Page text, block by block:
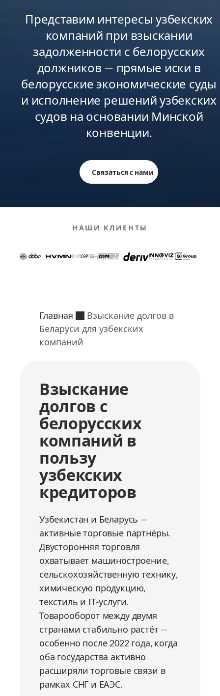
Представим интересы узбекских
компаний при взыскании
задолженности с белорусских
должников — прямые иски в
белорусские экономические суды
и исполнение решений узбекских
судов на основании Минской
конвенции.
Связаться с нами
НАШИ КЛИЕНТЫ
Главная
Взыскание долгов в
Беларуси для узбекских
компаний
Взыскание
долгов с
белорусских
компаний в
пользу
узбекских
кредиторов
Узбекистан и Беларусь —
активные торговые партнёры.
Двусторонняя торговля
охватывает машиностроение,
сельскохозяйственную технику,
химическую продукцию,
текстиль и IT-услуги.
Товарооборот между двумя
странами стабильно растёт —
особенно после 2022 года, когда
оба государства активно
расширяли торговые связи в
рамках СНГ и ЕАЭС.